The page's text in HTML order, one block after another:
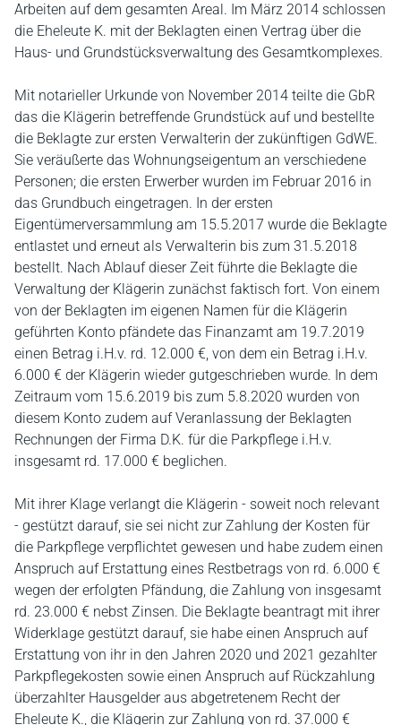
Arbeiten auf dem gesamten Areal. Im März 2014 schlossen
die Eheleute K. mit der Beklagten einen Vertrag über die
Haus- und Grundstücksverwaltung des Gesamtkomplexes.
Mit notarieller Urkunde von November 2014 teilte die GbR
das die Klägerin betreffende Grundstück auf und bestellte
die Beklagte zur ersten Verwalterin der zukünftigen GdWE.
Sie veräußerte das Wohnungseigentum an verschiedene
Personen; die ersten Erwerber wurden im Februar 2016 in
das Grundbuch eingetragen. In der ersten
Eigentümerversammlung am 15.5.2017 wurde die Beklagte
entlastet und erneut als Verwalterin bis zum 31.5.2018
bestellt. Nach Ablauf dieser Zeit führte die Beklagte die
Verwaltung der Klägerin zunächst faktisch fort. Von einem
von der Beklagten im eigenen Namen für die Klägerin
geführten Konto pfändete das Finanzamt am 19.7.2019
einen Betrag i.H.v. rd. 12.000 €, von dem ein Betrag i.H.v.
6.000 € der Klägerin wieder gutgeschrieben wurde. In dem
Zeitraum vom 15.6.2019 bis zum 5.8.2020 wurden von
diesem Konto zudem auf Veranlassung der Beklagten
Rechnungen der Firma D.K. für die Parkpflege i.H.v.
insgesamt rd. 17.000 € beglichen.
Mit ihrer Klage verlangt die Klägerin - soweit noch relevant
- gestützt darauf, sie sei nicht zur Zahlung der Kosten für
die Parkpflege verpflichtet gewesen und habe zudem einen
Anspruch auf Erstattung eines Restbetrags von rd. 6.000 €
wegen der erfolgten Pfändung, die Zahlung von insgesamt
rd. 23.000 € nebst Zinsen. Die Beklagte beantragt mit ihrer
Widerklage gestützt darauf, sie habe einen Anspruch auf
Erstattung von ihr in den Jahren 2020 und 2021 gezahlter
Parkpflegekosten sowie einen Anspruch auf Rückzahlung
überzahlter Hausgelder aus abgetretenem Recht der
Eheleute K., die Klägerin zur Zahlung von rd. 37.000 €